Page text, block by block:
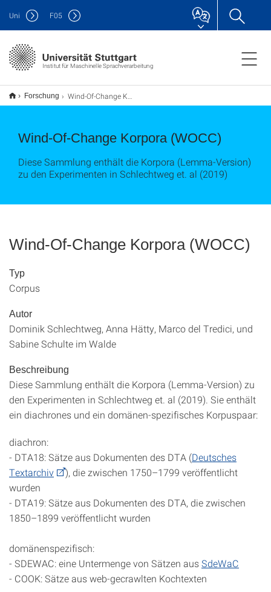
Institut für Maschinelle Sprachverarbeitung
Uni F05
Forschung Wind-Of-Change Korpora (WOCC)
Wind-Of-Change Korpora (WOCC)
Diese Sammlung enthält die Korpora (Lemma-Version)
zu den Experimenten in Schlechtweg et. al (2019)
Wind-Of-Change Korpora (WOCC)
Typ
Corpus
Autor
Dominik Schlechtweg, Anna Hätty, Marco del Tredici, und
Sabine Schulte im Walde
Beschreibung
Diese Sammlung enthält die Korpora (Lemma-Version) zu
den Experimenten in Schlechtweg et. al (2019). Sie enthält
ein diachrones und ein domänen-spezifisches Korpuspaar:
diachron:
- DTA18: Sätze aus Dokumenten des DTA (Deutsches
Textarchiv
), die zwischen 1750–1799 veröffentlicht
wurden
- DTA19: Sätze aus Dokumenten des DTA, die zwischen
1850–1899 veröffentlicht wurden
domänenspezifisch:
- SDEWAC: eine Untermenge von Sätzen ausSdeWaC
- COOK: Sätze aus web-gecrawlten Kochtexten